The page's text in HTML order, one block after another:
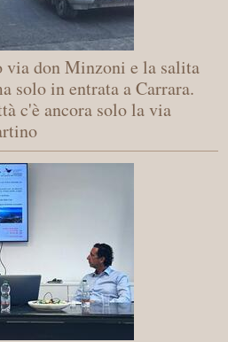
via don Minzoni e la salita
solo in entrata a Carrara.
c'è ancora solo la via